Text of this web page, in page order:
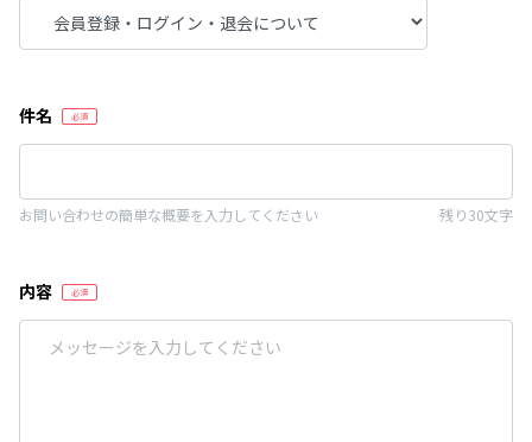
件名
残り30文字
お問い合わせの簡単な概要を入力してください
内容